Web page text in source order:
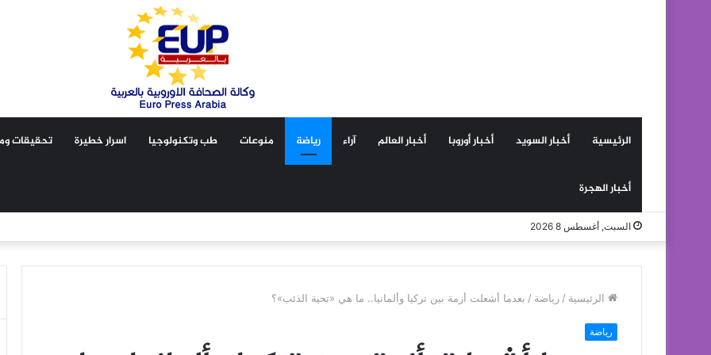
الرئيسية أخبار السويد أخبار أوروبا أخبار العالم آراء رياضة منوعات طب وتكنولوجيا اسرار خطيرة تحقيقات
أخبار الهجرة
السبت, أغسطس 8 2026
الرئيسية / رياضة / بعدما أشعلت أزمة بين تركيا وألمانيا.. ما هي «تحية الذئب»؟
رياضة